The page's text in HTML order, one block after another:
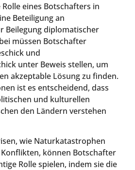
eines Botschafters in
Beteiligung an
Beilegung diplomatischer
müssen Botschafter
und
unter Beweis stellen, um
akzeptable Lösung zu finden.
ist es entscheidend, dass
und kulturellen
den Ländern verstehen
wie Naturkatastrophen
können Botschafter
Rolle spielen, indem sie die